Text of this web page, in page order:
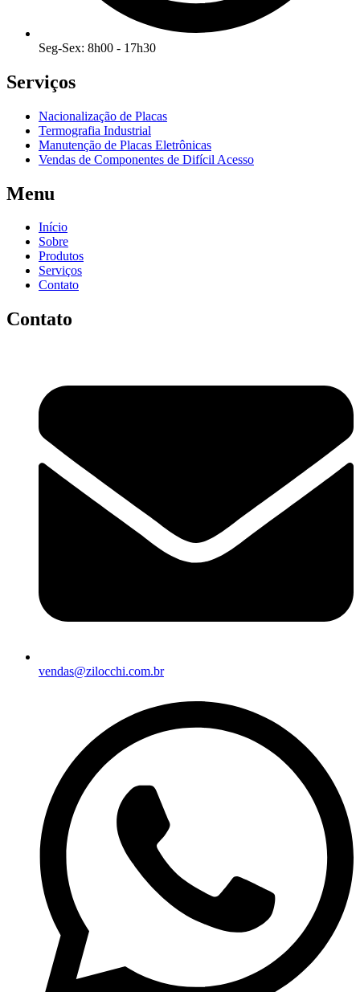
Seg-Sex: 8h00 - 17h30
Serviços
Nacionalização de Placas
Termografia Industrial
Manutenção de Placas Eletrônicas
Vendas de Componentes de Difícil Acesso
Menu
Início
Sobre
Produtos
Serviços
Contato
Contato
vendas@zilocchi.com.br